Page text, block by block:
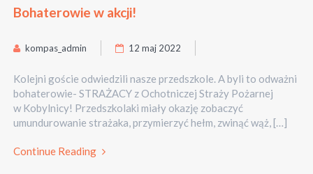
Bohaterowie w akcji!
kompas_admin 12 maj 2022
Kolejni goście odwiedzili nasze przedszkole. A byli to odważni
bohaterowie- STRAŻACY z Ochotniczej Straży Pożarnej
w Kobylnicy! Przedszkolaki miały okazję zobaczyć
umundurowanie strażaka, przymierzyć hełm, zwinąć wąż, […]
Continue Reading